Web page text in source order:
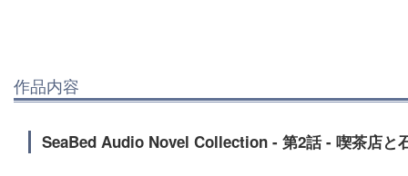
作品内容
SeaBed Audio Novel Collection - 第2話 - 喫茶店と